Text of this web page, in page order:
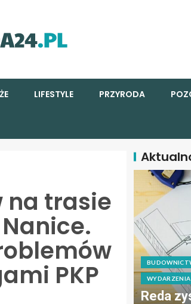
LIFESTYLE PRZYRODA
na trasie
PKP WYDARZENIA
Reda